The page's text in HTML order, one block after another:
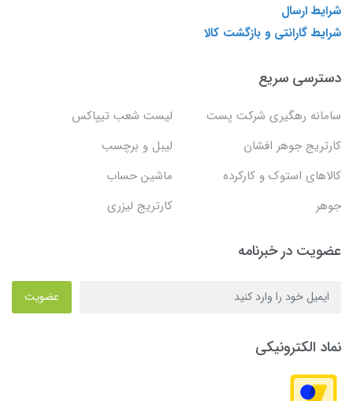
شرایط ارسال
شرایط گارانتی و بازگشت کالا
دسترسی سریع
سامانه رهگیری شرکت پست
لیست شعب تیپاکس
کارتریج جوهر افشان
لیبل و برچسب
کالاهای استوک و کارکرده
ماشین حساب
جوهر
کارتریج لیزری
عضویت در خبرنامه
عضویت
نماد الکترونیکی